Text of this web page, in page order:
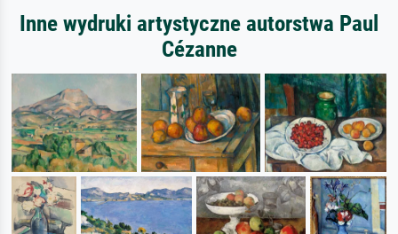
Inne wydruki artystyczne autorstwa Paul
Cézanne